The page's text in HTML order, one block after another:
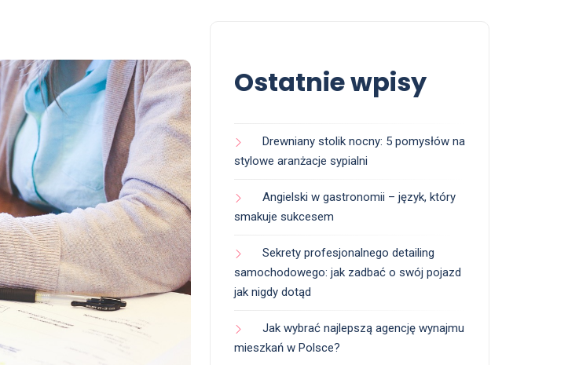
Ostatnie wpisy
Drewniany stolik nocny: 5 pomysłów na
stylowe aranżacje sypialni
Angielski w gastronomii – język, który
smakuje sukcesem
Sekrety profesjonalnego detailing
samochodowego: jak zadbać o swój pojazd
jak nigdy dotąd
Jak wybrać najlepszą agencję wynajmu
mieszkań w Polsce?